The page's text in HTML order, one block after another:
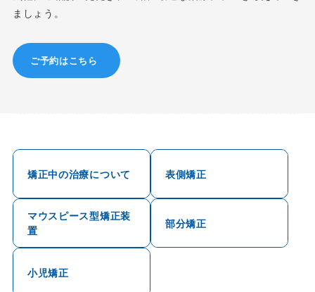
ましょう。
ご予約はこちら
矯正中の治療について 表側矯正
マウスピース型矯正装
置
部分矯正
小児矯正